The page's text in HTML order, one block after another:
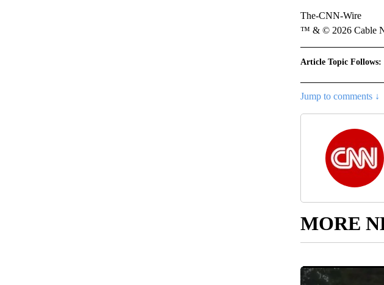
The-CNN-Wire
™ & © 2026 Cable
Article Topic Follows:
Jump to comments ↓
MORE